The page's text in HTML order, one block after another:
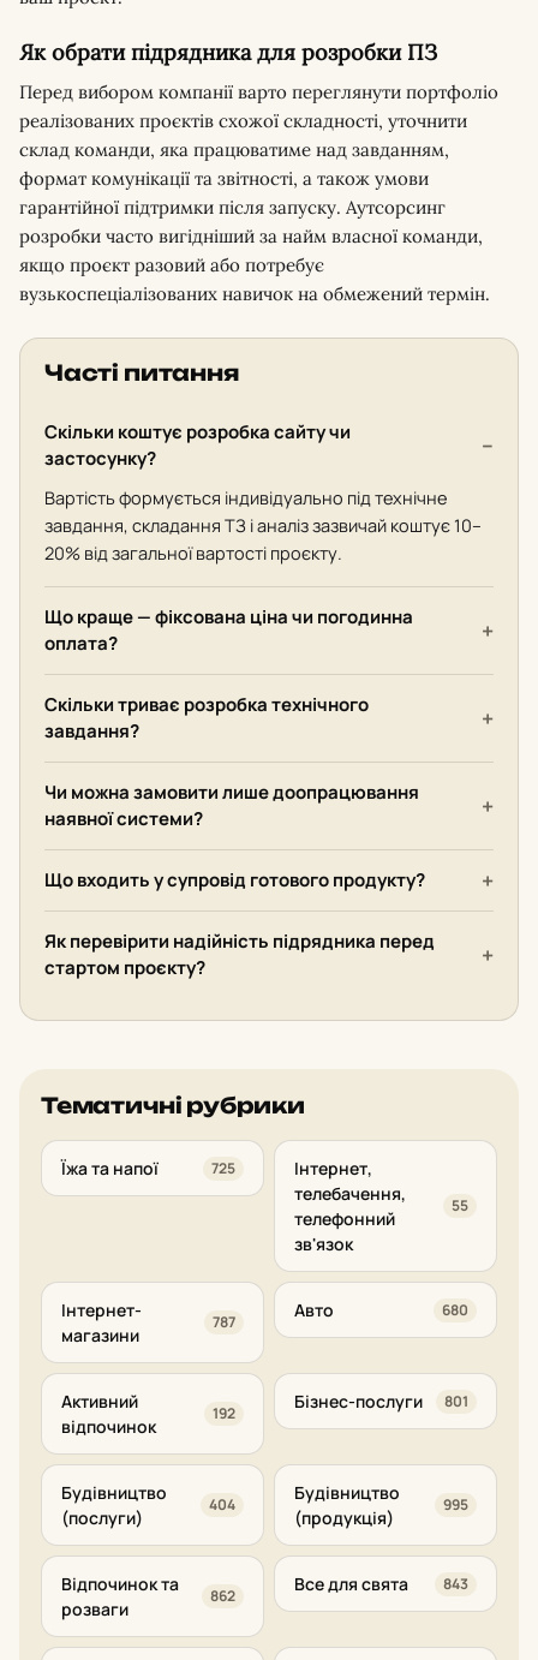
Як обрати підрядника для розробки ПЗ
Перед вибором компанії варто переглянути портфоліо
реалізованих проєктів схожої складності, уточнити
склад команди, яка працюватиме над завданням,
формат комунікації та звітності, а також умови
гарантійної підтримки після запуску. Аутсорсинг
розробки часто вигідніший за найм власної команди,
якщо проєкт разовий або потребує
вузькоспеціалізованих навичок на обмежений термін.
Часті питання
Скільки коштує розробка сайту чи
застосунку?
Вартість формується індивідуально під технічне
завдання, складання ТЗ і аналіз зазвичай коштує 10–
20% від загальної вартості проєкту.
Що краще — фіксована ціна чи погодинна
оплата?
Скільки триває розробка технічного
завдання?
Чи можна замовити лише доопрацювання
наявної системи?
Що входить у супровід готового продукту?
Як перевірити надійність підрядника перед
стартом проєкту?
Тематичні рубрики
Їжа та напої 725
Інтернет,
телебачення,
телефонний
зв'язок
55
Інтернет-
магазини
787
Авто 680
Активний
відпочинок
192
Бізнес-послуги 801
Будівництво
(послуги)
404
Будівництво
(продукція)
995
Відпочинок та
розваги
862
Все для свята 843